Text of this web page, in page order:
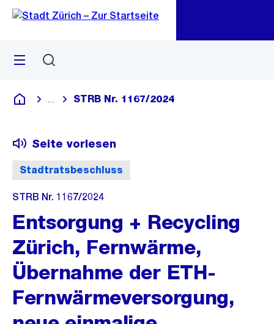
Navigation
Sprunglink
Menü
Deutsch
Blende alle Breadcrumbs ein
STRB Nr. 1167/2024
Stadtratsbeschluss
Seite vorlesen
STRB Nr. 1167/2024
Entsorgung + Recycling
Zürich, Fernwärme,
Übernahme der ETH-
Fernwärmeversorgung,